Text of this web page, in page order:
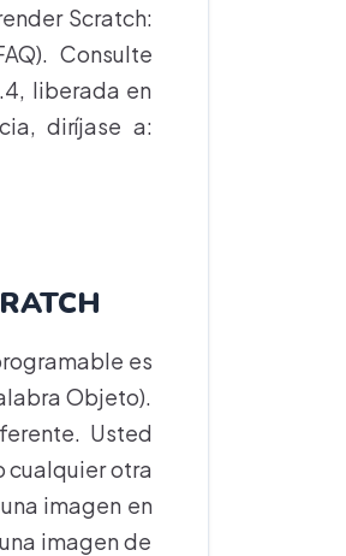
Scratch:
Consulte
liberada en
diríjase a:
es
Objeto).
Usted
cualquier otra
imagen en
imagen de